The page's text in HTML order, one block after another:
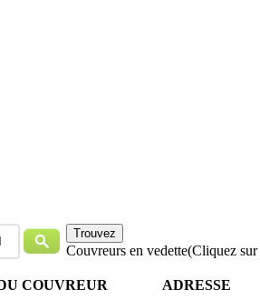
Couvreurs en vedette(Cliquez
COUVREUR ADRESSE